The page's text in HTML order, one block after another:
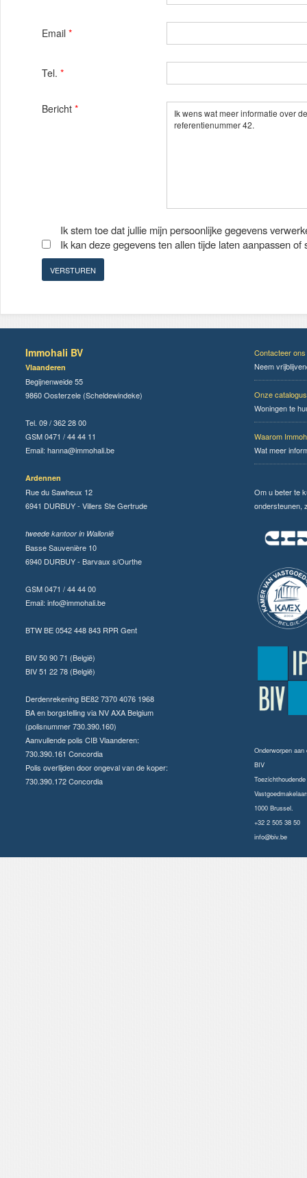
Email *
Tel. *
Bericht *
Ik stem toe dat jullie mijn persoonlijke gegevens
Ik kan deze gegevens ten allen tijde laten aanpassen of
Immohali BV
Vlaanderen
Begijnenweide 55
9860 Oosterzele (Scheldewindeke)
Tel. 09 / 362 28 00
GSM 0471 / 44 44 11
Email: hanna@immohali.be
Ardennen
Rue du Sawheux 12
6941 DURBUY - Villers Ste Gertrude
tweede kantoor in Wallonië
Basse Sauvenière 10
6940 DURBUY - Barvaux s/Ourthe
GSM 0471 / 44 44 00
Email: info@immohali.be
BTW BE 0542 448 843 RPR Gent
BIV 50 90 71 (België)
BIV 51 22 78 (België)
Derdenrekening BE82 7370 4076 1968
BA en borgstelling via NV AXA Belgium
(polisnummer 730.390.160)
Aanvullende polis CIB Vlaanderen:
730.390.161 Concordia
Polis overlijden door ongeval van de koper:
730.390.172 Concordia
Contacteer ons
Neem
Onze catalogus
Woningen te
Waarom
Wat meer
Om u beter te
ondersteunen,
Onderworpen
BIV
1000 Brussel.
+32 2 505 38 50
info@biv.be